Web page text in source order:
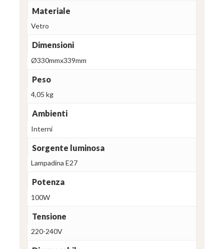
Materiale
Vetro
Dimensioni
Ø330mmx339mm
Peso
4,05 kg
Ambienti
Interni
Sorgente luminosa
Lampadina E27
Potenza
100W
Tensione
220-240V